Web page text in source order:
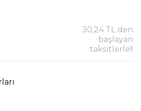
30,24 TL den
başlayan
taksitlerle!!